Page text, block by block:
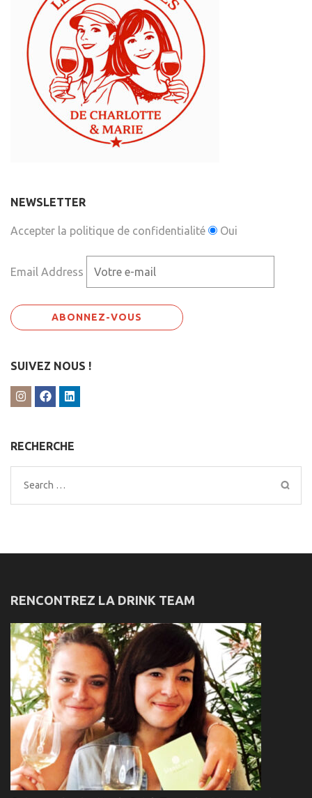
NEWSLETTER
Accepter la politique de confidentialité Oui
Email Address
SUIVEZ NOUS !
RECHERCHE
Search
for:
RENCONTREZ LA DRINK TEAM